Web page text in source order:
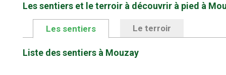
Les sentiers et le terroir à découvrir à pied à
Les sentiers Le terroir
Liste des sentiers à Mouzay